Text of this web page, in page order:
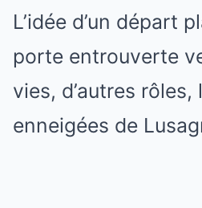
L’idée d’un départ
porte entrouverte
vies, d’autres
enneigées de